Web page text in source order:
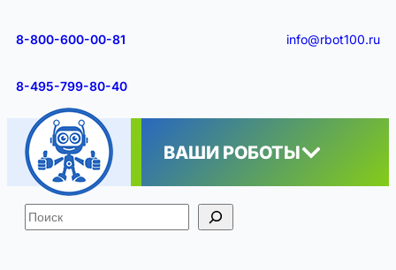
8-800-600-00-81
8-495-799-80-40
info@rbot100.ru
ВАШИ РОБОТЫ
Поиск